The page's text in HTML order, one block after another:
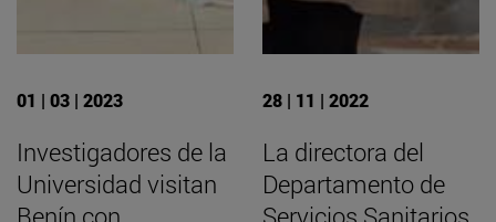
01 | 03 | 2023
Investigadores de la
Universidad visitan
28 | 11 | 2022
La directora del
Departamento de